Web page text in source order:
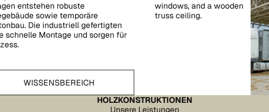
entstehen robuste
sowie temporäre
Die industriell gefertigten
schnelle Montage und sorgen für
WISSENSBEREICH
HOLZKONSTRUKTIONEN